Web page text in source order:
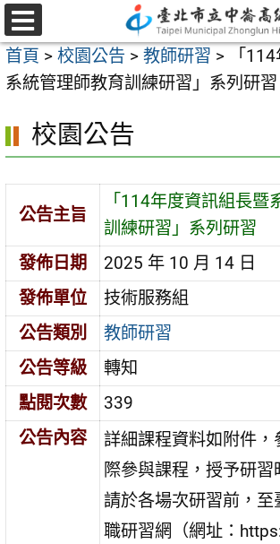
跳
至
主
要
容
選
單
首頁 > 校園公告 > 教師研習 >
「
系統管理師教育訓練研習」系列研習
校園公告
公告主旨
「114年度資訊組長暨
訓練研習」系列研習
發佈日期
2025 年 10 月 14 日
發佈單位
技術服務組
公告類別
教師研習
公告等級
轉知
點閱次數
339
公告內容
詳細課程資料如附件，
際參與課程，授予研習
請於各場次研習前，至
職研習網（網址：